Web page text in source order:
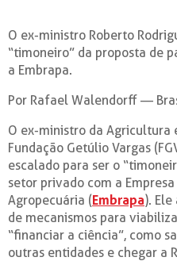
O ex-ministro Roberto
“timoneiro” da proposta de
a Embrapa.
Por Rafael Walendorff —
O ex-ministro da Agricultura
Fundação Getúlio Vargas
escalado para ser o
setor privado com a
Agropecuária (Embrapa).
de mecanismos para
“financiar a ciência”, como
outras entidades e chegar a